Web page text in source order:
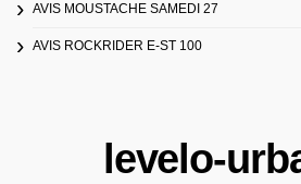
AVIS MOUSTACHE SAMEDI 27
AVIS ROCKRIDER E-ST 100
levelo-